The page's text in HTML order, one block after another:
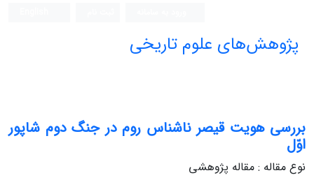
پژوهش‌های علوم تاریخی
بررسی هویت قیصر ناشناس روم در جنگ دوم شاپور
اوّل
نوع مقاله : مقاله پژوهشی